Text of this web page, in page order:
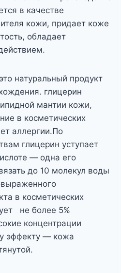
в качестве
кожи, придает коже
обладает
натуральный продукт
глицерин
мантии кожи,
в косметических
аллергии.По
глицерин уступает
— одна его
до 10 молекул воды
в косметических
не более 5%
концентрации
эффекту — кожа